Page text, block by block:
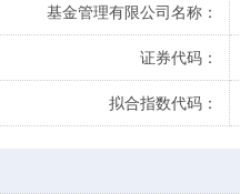
基金管理有限公司名称：
证券代码：
拟合指数代码：